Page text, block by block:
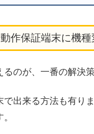
作保証端末に機種
のが、一番の解決策
で出来る方法も有り